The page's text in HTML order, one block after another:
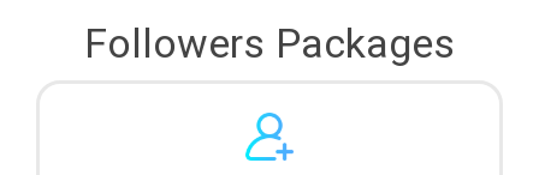
Followers Packages